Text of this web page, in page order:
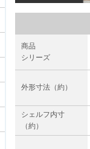
商品
シリーズ
外形寸法（約）
シェルフ内寸
（約）